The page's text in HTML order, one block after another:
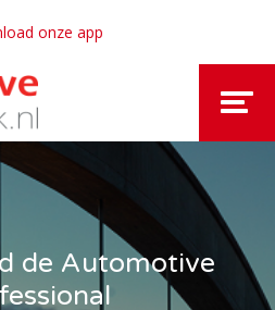
onze app
de Automotive